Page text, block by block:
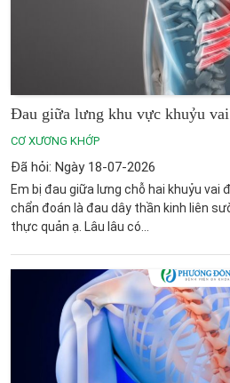
Đau giữa lưng khu vực khuỷu vai
CƠ XƯƠNG KHỚP
Đã hỏi: Ngày 18-07-2026
Em bị đau giữa lưng chỗ hai khuỷu vai
chẩn đoán là đau dây thần kinh liên
thực quản ạ. Lâu lâu có...